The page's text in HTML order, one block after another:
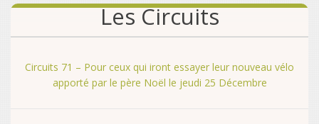
Les Circuits
Circuits 71 – Pour ceux qui iront essayer leur nouveau vélo
apporté par le père Noël le jeudi 25 Décembre